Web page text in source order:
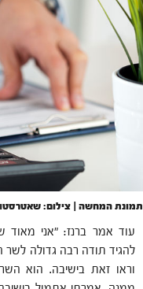
תמונת המחשה | צילום:
עוד אמר ברנז: "אני מאוד
להגיד תודה רבה גדולה
וראו זאת בישיבה. הוא